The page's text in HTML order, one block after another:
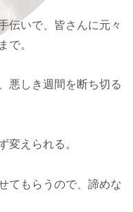
伝いで、皆さんに元々
で。
悪しき週間を断ち切る
変えられる。
てもらうので、諦めな